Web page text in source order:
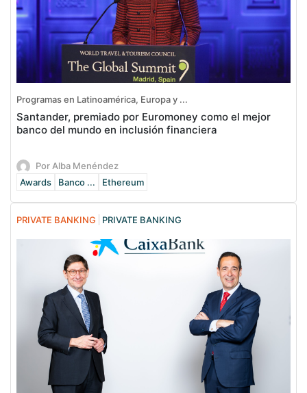
Programas en Latinoamérica, Europa y ...
Santander, premiado por Euromoney como el mejor
banco del mundo en inclusión financiera
Por Alba Menéndez
Awards
Banco ... Ethereum
PRIVATE BANKING PRIVATE BANKING